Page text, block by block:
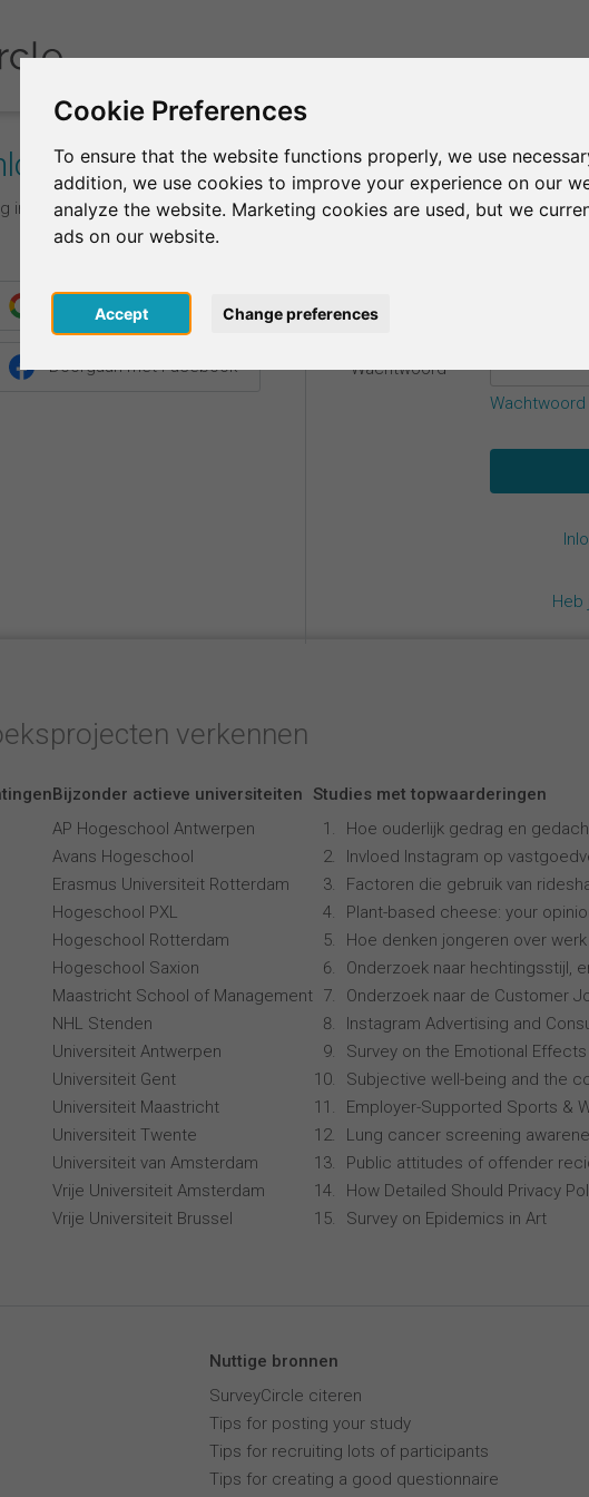
Cookie Preferences
To ensure that the website functions properly, we use
addition, we use cookies to improve your experience on our
analyze the website. Marketing cookies are used, but we
ads on our website.
Accept Change preferences
in met je inloggegevens.
Doorgaan met Google
Doorgaan met Facebook Wachtwoord*
Heb
verkennen
Bijzonder actieve universiteiten
AP Hogeschool Antwerpen
Avans Hogeschool
Erasmus Universiteit Rotterdam
Hogeschool PXL
Hogeschool Rotterdam
Hogeschool Saxion
Maastricht School of Management
NHL Stenden
Universiteit Antwerpen
Universiteit Gent
Universiteit Maastricht
Universiteit Twente
Universiteit van Amsterdam
Vrije Universiteit Amsterdam
Vrije Universiteit Brussel
Studies met topwaarderingen
Hoe ouderlijk gedrag en
Invloed Instagram op
Factoren die gebruik van
Plant-based cheese: your
Hoe denken jongeren over
Onderzoek naar hechtingsstijl,
Onderzoek naar de Customer
Instagram Advertising and
Survey on the Emotional
Subjective well-being and the
Employer-Supported Sports &
Lung cancer screening
Public attitudes of offender
How Detailed Should Privacy
Survey on Epidemics in Art
Nuttige bronnen
SurveyCircle citeren
Tips for posting your study
Tips for recruiting lots of participants
Tips for creating a good questionnaire